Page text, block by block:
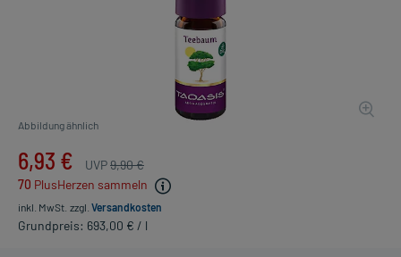
Abbildung ähnlich
6,93 € UVP9,90 €
70 PlusHerzen sammeln
inkl. MwSt. zzgl. Versandkosten
Grundpreis: 693,00 € / l